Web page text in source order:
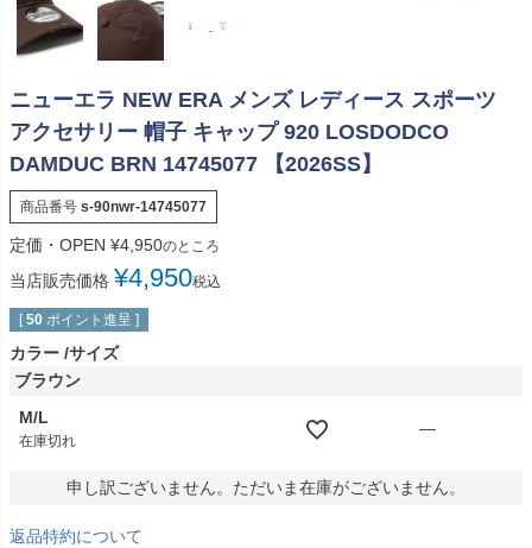
ニューエラ NEW ERA メンズ レディース スポーツ
アクセサリー 帽子 キャップ 920 LOSDODCO
DAMDUC BRN 14745077 【2026SS】
商品番号 s-90nwr-14745077
定価・OPEN ¥4,950のところ
当店販売価格 ¥4,950税込
[ 50 ポイント進呈 ]
カラー サイズ
ブラウン
M/L
在庫切れ
—
申し訳ございません。ただいま在庫がございません。
返品特約について